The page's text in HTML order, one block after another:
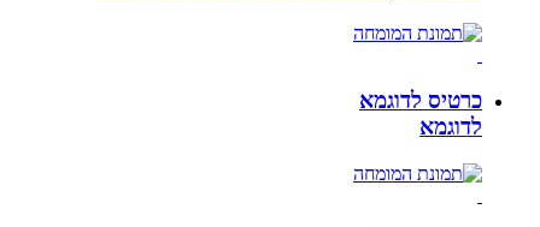
כרטיס לדוגמא
לדוגמא